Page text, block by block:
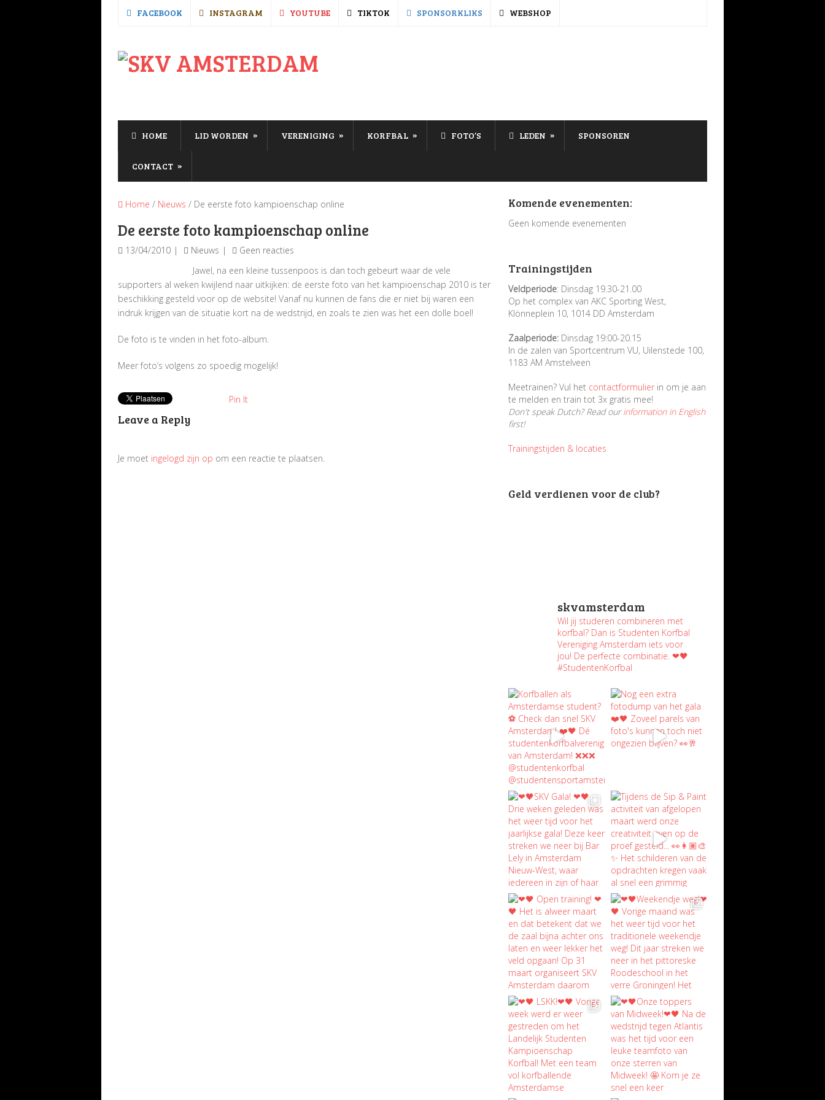
FACEBOOK INSTAGRAM YOUTUBE TIKTOK SPONSORKLIKS WEBSHOP
HOME LID WORDEN » VERENIGING » KORFBAL » FOTO’S LEDEN » SPONSOREN
CONTACT »
Home / Nieuws / De eerste foto kampioenschap online
De eerste foto kampioenschap online
13/04/2010 Nieuws
Geen reacties
Jawel, na een kleine tussenpoos is dan toch gebeurt waar de vele
supporters al weken kwijlend naar uitkijken: de eerste foto van het kampioenschap 2010 is ter
beschikking gesteld voor op de website! Vanaf nu kunnen de fans die er niet bij waren een
indruk krijgen van de situatie kort na de wedstrijd, en zoals te zien was het een dolle boel!
De foto is te vinden in het foto-album.
Meer foto’s volgens zo spoedig mogelijk!
Pin It
Leave a Reply
Je moet ingelogd zijn op om een reactie te plaatsen.
Komende evenementen:
Geen komende evenementen
Trainingstijden
Veldperiode: Dinsdag 19.30-21.00
Op het complex van AKC Sporting West,
Klönneplein 10, 1014 DD Amsterdam
Zaalperiode: Dinsdag 19:00-20.15
In de zalen van Sportcentrum VU, Uilenstede 100,
1183 AM Amstelveen
Meetrainen? Vul het contactformulier in om je aan
te melden en train tot 3x gratis mee!
Don't speak Dutch? Read ourinformation in English
first!
Trainingstijden & locaties
Geld verdienen voor de club?
skvamsterdam
Wil jij studeren combineren met
korfbal? Dan is Studenten Korfbal
Vereniging Amsterdam iets voor
jou! De perfecte combinatie. ❤🖤
#StudentenKorfbal